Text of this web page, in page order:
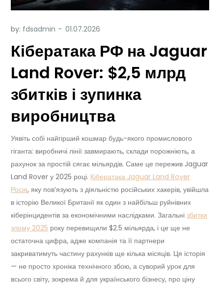
by: fdsadmin
Кібератака РФ на Jaguar
Land Rover: $2,5 млрд
збитків і зупинка
виробництва
Уявіть собі найгірший кошмар будь-якого промислового
гіганта: виробничі лінії завмирають, склади порожніють, а
рахунок за простій сягає мільярдів. Саме це пережив Jaguar
Land Rover у 2025 році. Кібератака Jaguar Land Rover
Росія, яку пов’язують з діяльністю російських хакерів, увійшла
в історію Великої Британії як один з найбільш руйнівних
кіберінцидентів за економічними наслідками. Загальнізбитки
злому 2025 року перевищили $2.5 мільярда, і це ще не
остаточна цифра, адже компанія та її партнери
закриватимуть частину рахунків ще кілька місяців. Ця історія
— не просто хроніка технічного збою, а суворий урок для
всього світу, зокрема й для українського бізнесу, про ціну